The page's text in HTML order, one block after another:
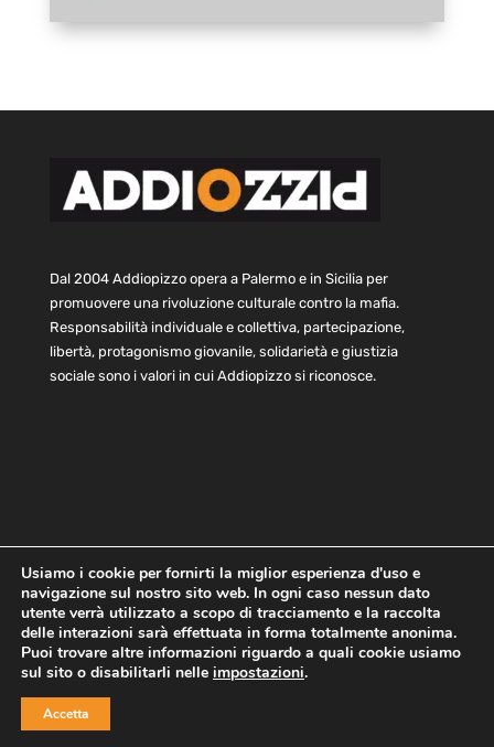
Dal 2004 Addiopizzo opera a Palermo e in Sicilia per
promuovere una rivoluzione culturale contro la mafia.
Responsabilità individuale e collettiva, partecipazione,
libertà, protagonismo giovanile, solidarietà e giustizia
sociale sono i valori in cui Addiopizzo si riconosce.
Home Statuto e bilancio
Contatti
Privacy
Cookie Child Protection Policy
Copyright © 2021 AddioPizzo | Tutti i diritti riservati | Sede
Usiamo i cookie per fornirti la miglior esperienza d'uso e
navigazione sul nostro sito web. In ogni caso nessun dato
utente verrà utilizzato a scopo di tracciamento e la raccolta
delle interazioni sarà effettuata in forma totalmente anonima.
Puoi trovare altre informazioni riguardo a quali cookie usiamo
sul sito o disabilitarli nelle impostazioni.
Accetta